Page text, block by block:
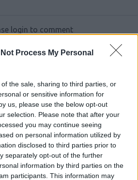
Not Process My Personal
the sale, sharing to third parties, or
or sensitive information for
us, please use the below opt-out
selection. Please note that after your
you may continue seeing
on personal information utilized by
disclosed to third parties prior to
separately opt-out of the further
information by third parties on the
participants. This information may
login to comment